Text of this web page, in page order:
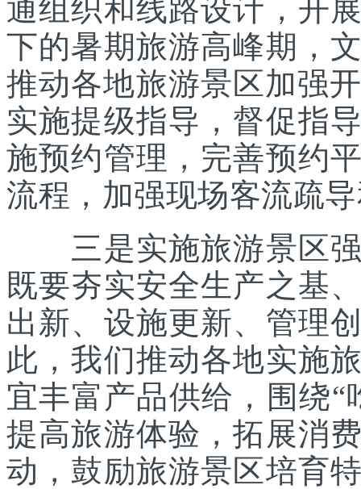
通组织和线路设计，开
下的暑期旅游高峰期，
推动各地旅游景区加强
实施提级指导，督促指
施预约管理，完善预约
流程，加强现场客流疏
三是实施旅游景区强
既要夯实安全生产之基
出新、设施更新、管理
此，我们推动各地实施
宜丰富产品供给，围绕
提高旅游体验，拓展消
动，鼓励旅游景区培育